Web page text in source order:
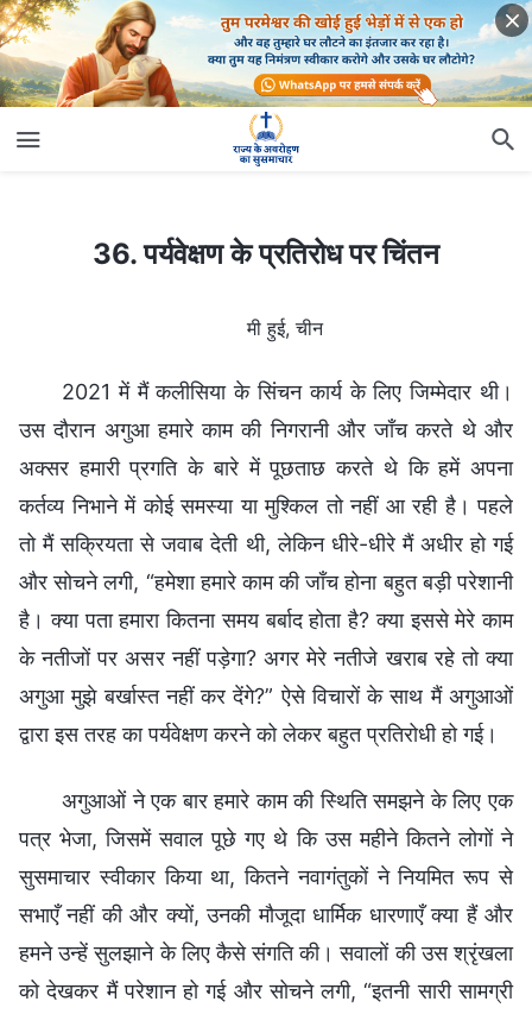
36. पर्यवेक्षण के प्रतिरोध पर चिंतन
मी हुई, चीन
2021 में मैं कलीसिया के सिंचन कार्य के लिए जिम्मेदार थी।
उस दौरान अगुआ हमारे काम की निगरानी और जाँच करते थे और
अक्सर हमारी प्रगति के बारे में पूछताछ करते थे कि हमें अपना
कर्तव्य निभाने में कोई समस्या या मुश्किल तो नहीं आ रही है। पहले
तो मैं सक्रियता से जवाब देती थी, लेकिन धीरे-धीरे मैं अधीर हो गई
और सोचने लगी, “हमेशा हमारे काम की जाँच होना बहुत बड़ी परेशानी
है। क्या पता हमारा कितना समय बर्बाद होता है? क्या इससे मेरे काम
के नतीजों पर असर नहीं पड़ेगा? अगर मेरे नतीजे खराब रहे तो क्या
अगुआ मुझे बर्खास्त नहीं कर देंगे?” ऐसे विचारों के साथ मैं अगुआओं
द्वारा इस तरह का पर्यवेक्षण करने को लेकर बहुत प्रतिरोधी हो गई।
अगुआओं ने एक बार हमारे काम की स्थिति समझने के लिए एक
पत्र भेजा, जिसमें सवाल पूछे गए थे कि उस महीने कितने लोगों ने
सुसमाचार स्वीकार किया था, कितने नवागंतुकों ने नियमित रूप से
सभाएँ नहीं की और क्यों, उनकी मौजूदा धार्मिक धारणाएँ क्या हैं और
हमने उन्हें सुलझाने के लिए कैसे संगति की। सवालों की उस श्रृंखला
को देखकर मैं परेशान हो गई और सोचने लगी, “इतनी सारी सामग्री